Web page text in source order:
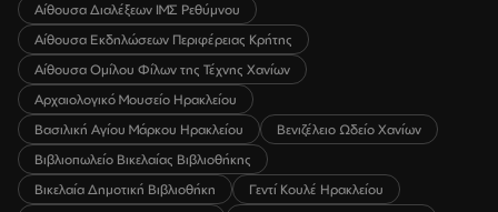
Αίθουσα Διαλέξεων ΙΜΣ Ρεθύμνου
Αίθουσα Εκδηλώσεων Περιφέρειας Κρήτης
Αίθουσα Ομίλου Φίλων της Τέχνης Χανίων
Αρχαιολογικό Μουσείο Ηρακλείου
Βασιλική Αγίου Μάρκου Ηρακλείου
Βενιζέλειο Ωδείο Χανίων
Βιβλιοπωλείο Βικελαίας Βιβλιοθήκης
Βικελαία Δημοτική Βιβλιοθήκη
Γεντί Κουλέ Ηρακλείου